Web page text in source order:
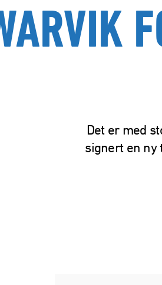
Det er med
signert en ny